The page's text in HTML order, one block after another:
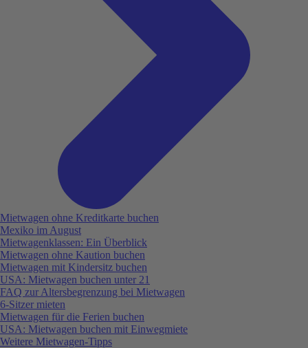
Mietwagen ohne Kreditkarte buchen
Mexiko im August
Mietwagenklassen: Ein Überblick
Mietwagen ohne Kaution buchen
Mietwagen mit Kindersitz buchen
USA: Mietwagen buchen unter 21
FAQ zur Altersbegrenzung bei Mietwagen
6-Sitzer mieten
Mietwagen für die Ferien buchen
USA: Mietwagen buchen mit Einwegmiete
Weitere Mietwagen-Tipps